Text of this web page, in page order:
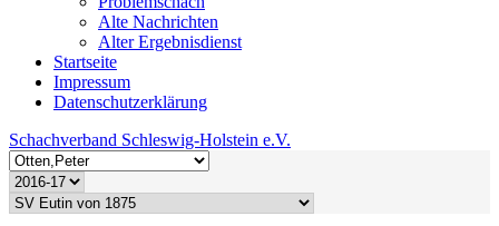
Alte Nachrichten
Alter Ergebnisdienst
Startseite
Impressum
Datenschutzerklärung
Schachverband Schleswig-Holstein e.V.